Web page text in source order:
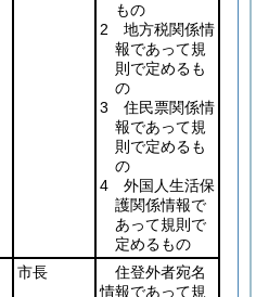
もの
2 地方税関係情
報であって規
則で定めるも
の
3 住民票関係情
報であって規
則で定めるも
の
4 外国人生活保
護関係情報で
あって規則で
定めるもの
市長
住登外者宛名
情報であって規